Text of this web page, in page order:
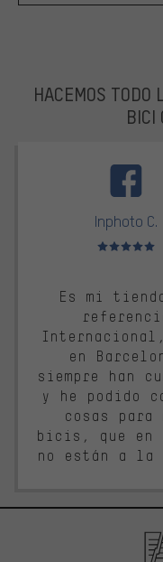
HACEMOS
BICI
Inphoto C.
Valoración
Es mi
en
siempre han
y he podido
cosas para
bicis, que en
no están a la